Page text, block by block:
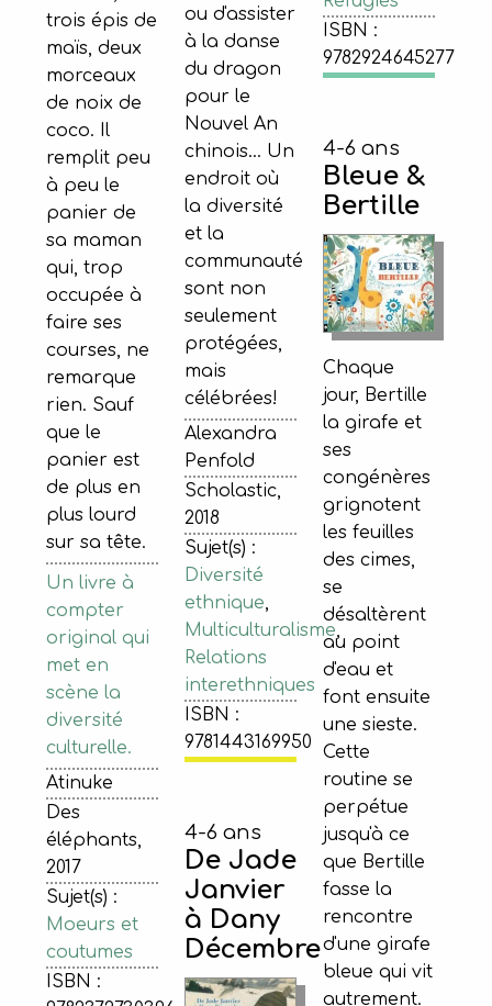
ISBN :
9782924645277
trois épis de
maïs, deux
morceaux
de noix de
coco. Il
remplit peu
à peu le
panier de
sa maman
qui, trop
occupée à
faire ses
courses, ne
remarque
rien. Sauf
que le
panier est
de plus en
plus lourd
sur sa tête.
Un livre à
compter
original qui
met en
scène la
diversité
culturelle.
Atinuke
Des
éléphants,
2017
Sujet(s) :
Moeurs et
coutumes
ISBN :
ou d'assister
à la danse
du dragon
pour le
Nouvel An
chinois… Un
endroit où
la diversité
et la
communauté
sont non
seulement
protégées,
mais
célébrées!
Alexandra
Penfold
Scholastic,
2018
Sujet(s) :
Diversité
ethnique,
Multiculturalisme,
Relations
interethniques
ISBN :
9781443169950
4-6 ans
Bleue &
Bertille
Chaque
jour, Bertille
la girafe et
ses
congénères
grignotent
les feuilles
des cimes,
se
désaltèrent
au point
d'eau et
font ensuite
une sieste.
Cette
routine se
perpétue
jusqu'à ce
que Bertille
fasse la
rencontre
d'une girafe
bleue qui vit
autrement.
4-6 ans
De Jade
Janvier
à Dany
Décembre